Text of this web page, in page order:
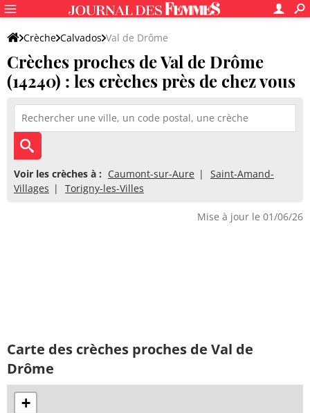
Crèche Calvados Val de Drôme
Crèches proches de Val de Drôme
(14240) : les crèches près de chez vous
Voir les crèches à : Caumont-sur-Aure
Saint-Amand-
Villages
Torigny-les-Villes
Mise à jour le 01/06/26
Carte des crèches proches de Val de
Drôme
+